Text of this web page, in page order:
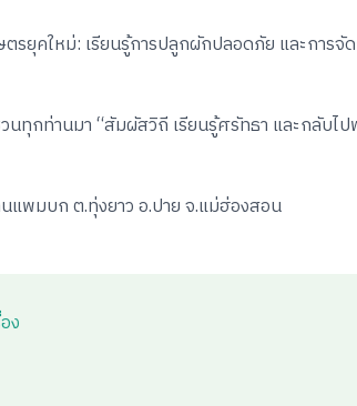
ตรยุคใหม่: เรียนรู้การปลูกผักปลอดภัย และการ
นทุกท่านมา “สัมผัสวิถี เรียนรู้ศรัทธา และกลับไ
แพมบก ต.ทุ่งยาว อ.ปาย จ.แม่ฮ่องสอน
ง